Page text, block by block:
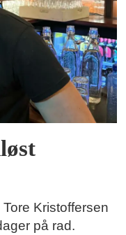
Kristoffersen
på rad.